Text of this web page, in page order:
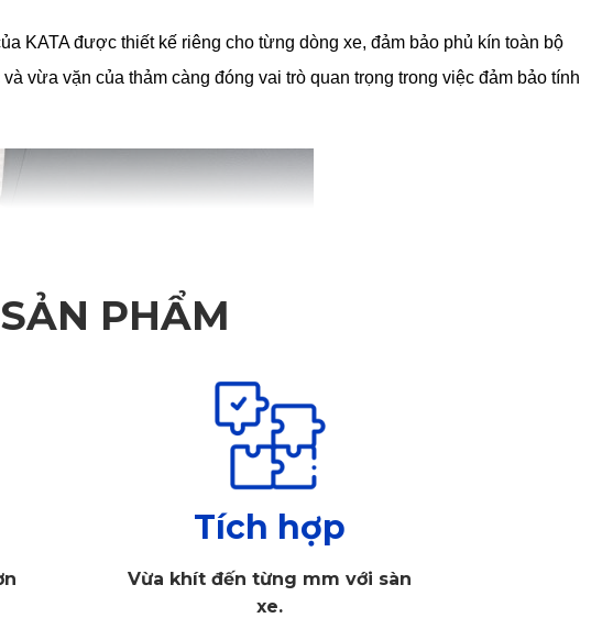
KATA được thiết kế riêng cho từng dòng xe, đảm bảo phủ kín toàn bộ
vừa vặn của thảm càng đóng vai trò quan trọng trong việc đảm bảo tính
PHẨM
Tích hợp
Vừa khít đến từng mm với sàn
xe.